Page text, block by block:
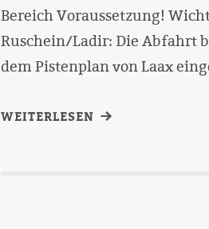
Bereich Voraussetzung!
Ruschein/Ladir: Die Abfahrt
dem Pistenplan von Laax
WEITERLESEN